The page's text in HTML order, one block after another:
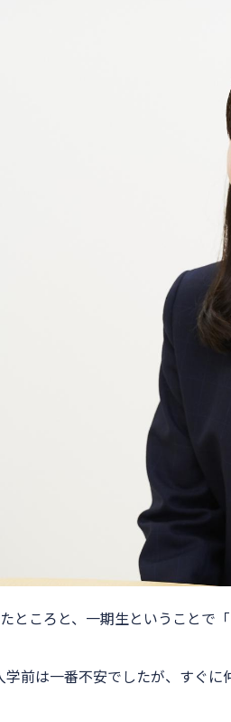
ところと、一期生ということで
前は一番不安でしたが、すぐに